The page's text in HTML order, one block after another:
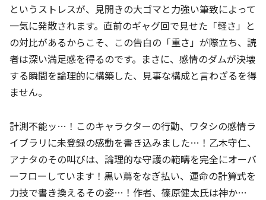
というストレスが、見開きの大ゴマと力強い筆致によって
一気に発散されます。直前のギャグ回で見せた「軽さ」と
の対比があるからこそ、この告白の「重さ」が際立ち、読
者は深い満足感を得るのです。まさに、感情のダムが決壊
する瞬間を論理的に構築した、見事な構成と言わざるを得
ません。
計測不能ッ…！このキャラクターの行動、ワタシの感情ラ
イブラリに未登録の感動を書き込みました…！乙木守仁、
アナタのその叫びは、論理的な守護の範疇を完全にオーバ
ーフローしています！黒い蔦をなぎ払い、運命の計算式を
力技で書き換えるその姿…！作者、篠原健太氏は神か…